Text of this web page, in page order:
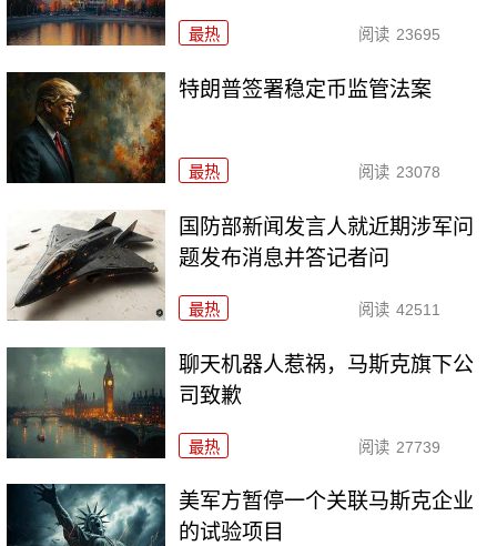
最热 阅读 23695
特朗普签署稳定币监管法案
最热 阅读 23078
国防部新闻发言人就近期涉军问
题发布消息并答记者问
最热 阅读 42511
聊天机器人惹祸，马斯克旗下公
司致歉
最热 阅读 27739
美军方暂停一个关联马斯克企业
的试验项目